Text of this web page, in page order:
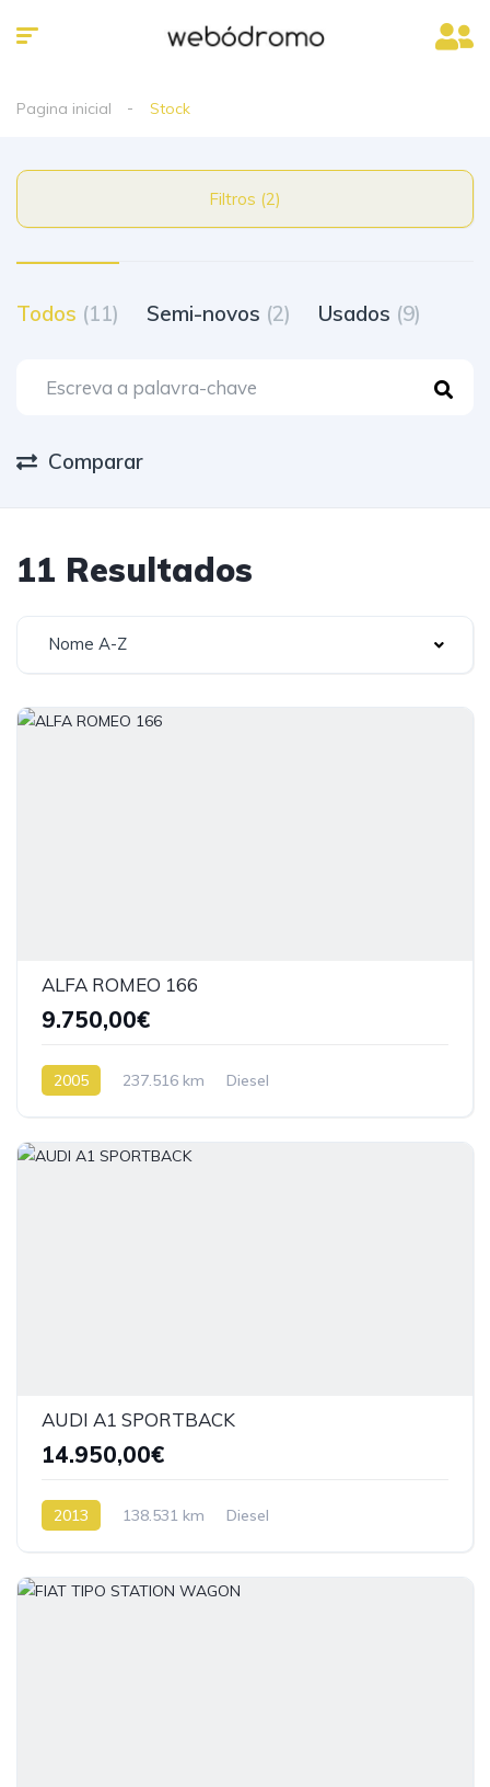
Pagina inicial Stock
Filtros (2)
Todos (11) Semi-novos (2) Usados (9)
Comparar
11 Resultados
Nome A-Z
ALFA ROMEO 166
9.750,00€
2005 237.516 km Diesel
AUDI A1 SPORTBACK
14.950,00€
2013 138.531 km Diesel